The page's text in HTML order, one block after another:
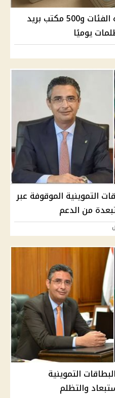
حذف بطاقات التموين لهذه الفئات و500 مكتب بريد
يوميًا
التموينية الموقوفة عبر
من الدعم
التموينية
والتظلم